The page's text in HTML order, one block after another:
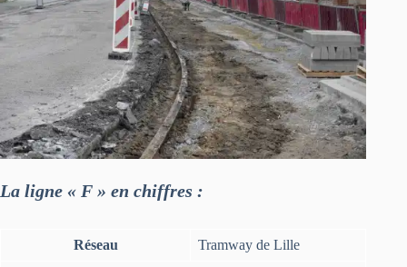
La ligne « F » en chiffres :
Réseau Tramway de Lille